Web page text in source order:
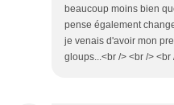
beaucoup moins bien
pense également
je venais d'avoir mon
gloups...<br /> <br /> <br